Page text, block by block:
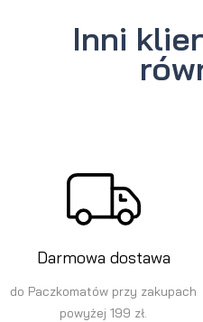
Inni
Darmowa dostawa
do Paczkomatów przy zakupach
powyżej 199 zł.